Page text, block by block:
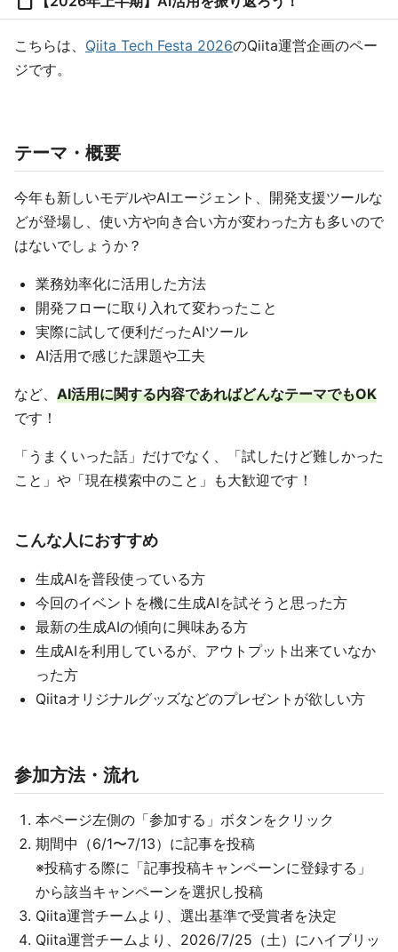
こちらは、 Qiita Tech Festa 2026のQiita運営企画のペー
ジです。
テーマ・概要
今年も新しいモデルやAIエージェント、開発支援ツールな
どが登場し、使い方や向き合い方が変わった方も多いので
はないでしょうか？
業務効率化に活用した方法
開発フローに取り入れて変わったこと
実際に試して便利だったAIツール
AI活用で感じた課題や工夫
など、 AI活用に関する内容であればどんなテーマでもOK
です！
「うまくいった話」だけでなく、「試したけど難しかった
こと」や「現在模索中のこと」も大歓迎です！
こんな人におすすめ
生成AIを普段使っている方
今回のイベントを機に生成AIを試そうと思った方
最新の生成AIの傾向に興味ある方
生成AIを利用しているが、アウトプット出来ていなか
った方
Qiitaオリジナルグッズなどのプレゼントが欲しい方
参加方法・流れ
本ページ左側の「参加する」ボタンをクリック
期間中（6/1〜7/13）に記事を投稿
※投稿する際に「記事投稿キャンペーンに登録する」
から該当キャンペーンを選択し投稿
Qiita運営チームより、選出基準で受賞者を決定
Qiita運営チームより、2026/7/25（土）にハイブリッ